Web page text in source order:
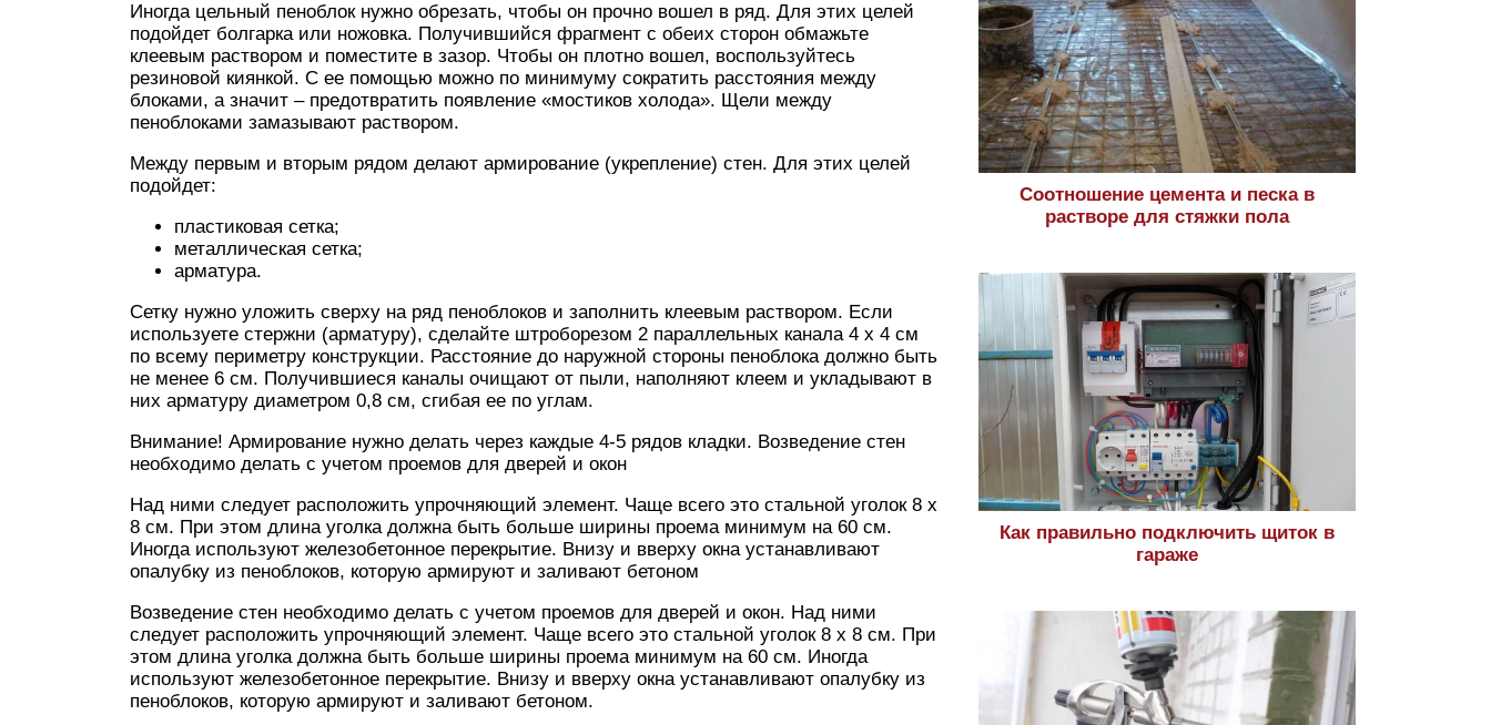
Иногда цельный пеноблок нужно обрезать, чтобы он прочно вошел в ряд. Для этих целей
подойдет болгарка или ножовка. Получившийся фрагмент с обеих сторон обмажьте
клеевым раствором и поместите в зазор. Чтобы он плотно вошел, воспользуйтесь
резиновой киянкой. С ее помощью можно по минимуму сократить расстояния между
блоками, а значит – предотвратить появление «мостиков холода». Щели между
пеноблоками замазывают раствором.
Между первым и вторым рядом делают армирование (укрепление) стен. Для этих целей
подойдет:
пластиковая сетка;
металлическая сетка;
арматура.
Сетку нужно уложить сверху на ряд пеноблоков и заполнить клеевым раствором. Если
используете стержни (арматуру), сделайте штроборезом 2 параллельных канала 4 х 4 см
по всему периметру конструкции. Расстояние до наружной стороны пеноблока должно быть
не менее 6 см. Получившиеся каналы очищают от пыли, наполняют клеем и укладывают в
них арматуру диаметром 0,8 см, сгибая ее по углам.
Внимание! Армирование нужно делать через каждые 4-5 рядов кладки. Возведение стен
необходимо делать с учетом проемов для дверей и окон
Над ними следует расположить упрочняющий элемент. Чаще всего это стальной уголок 8 х
8 см. При этом длина уголка должна быть больше ширины проема минимум на 60 см.
Иногда используют железобетонное перекрытие. Внизу и вверху окна устанавливают
опалубку из пеноблоков, которую армируют и заливают бетоном
Возведение стен необходимо делать с учетом проемов для дверей и окон. Над ними
следует расположить упрочняющий элемент. Чаще всего это стальной уголок 8 х 8 см. При
этом длина уголка должна быть больше ширины проема минимум на 60 см. Иногда
используют железобетонное перекрытие. Внизу и вверху окна устанавливают опалубку из
пеноблоков, которую армируют и заливают бетоном.
Соотношение цемента и песка в
растворе для стяжки пола
Как правильно подключить щиток в
гараже